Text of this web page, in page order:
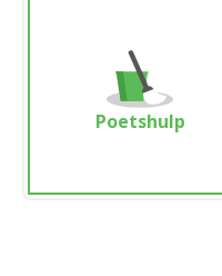
Poetshulp